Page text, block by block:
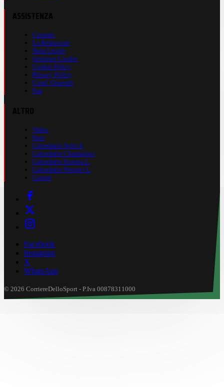
Contatti
La Redazione
Nota Legale
Gestione Cookie
Cookie Policy
Privacy Policy
Cond. Generali
Faq
Video
Foto
Calendario Serie A
Calendario Champions
Calendario Europa L.
Calendario Premier L.
Casinò
Facebook
Instagram
X
WhatsApp
© 2026 CorriereDelloSport - P.Iva 00878311000